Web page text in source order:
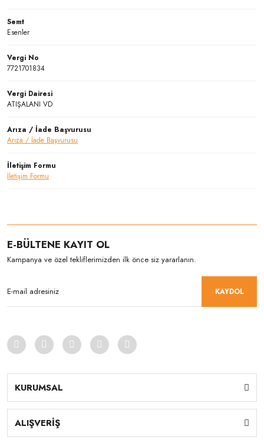
Semt
Esenler
Vergi No
7721701834
Vergi Dairesi
ATIŞALANI VD
Arıza / İade Başvurusu
Arıza / İade Başvurusu
İletişim Formu
İletişim Formu
E-BÜLTENE KAYIT OL
Kampanya ve özel tekliflerimizden ilk önce siz yararlanın.
KAYDOL
KURUMSAL
ALIŞVERİŞ